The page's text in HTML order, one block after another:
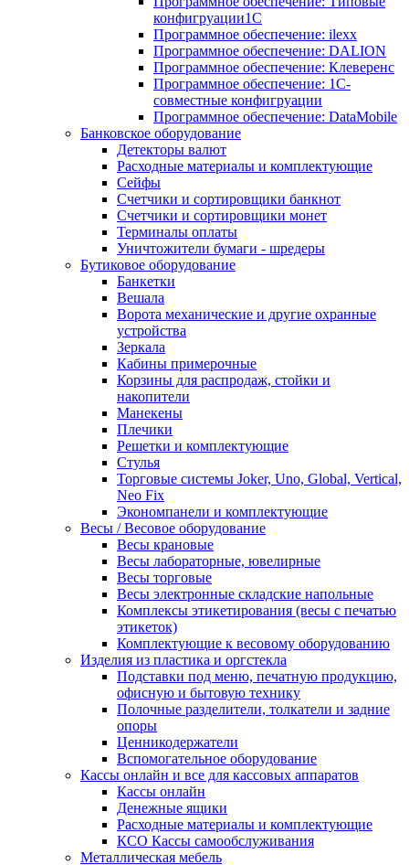
конфигруации1С
Программное обеспечение: ilexx
Программное обеспечение: DALION
Программное обеспечение: Клеверенс
Программное обеспечение: 1С-
совместные конфигруации
Программное обеспечение: DataMobile
Банковское оборудование
Детекторы валют
Расходные материалы и комплектующие
Сейфы
Счетчики и сортировщики банкнот
Счетчики и сортировщики монет
Терминалы оплаты
Уничтожители бумаги - шредеры
Бутиковое оборудование
Банкетки
Вешала
Ворота механические и другие охранные
устройства
Зеркала
Кабины примерочные
Корзины для распродаж, стойки и
накопители
Манекены
Плечики
Решетки и комплектующие
Стулья
Торговые системы Joker, Uno, Global, Vertical,
Neo Fix
Экономпанели и комплектующие
Весы / Весовое оборудование
Весы крановые
Весы лабораторные, ювелирные
Весы торговые
Весы электронные складские напольные
Комплексы этикетирования (весы с печатью
этикеток)
Комплектующие к весовому оборудованию
Изделия из пластика и оргстекла
Подставки под меню, печатную продукцию,
офисную и бытовую технику
Полочные разделители, толкатели и задние
опоры
Ценникодержатели
Вспомогательное оборудование
Кассы онлайн и все для кассовых аппаратов
Кассы онлайн
Денежные ящики
Расходные материалы и комплектующие
КСО Кассы самообслуживания
Металлическая мебель